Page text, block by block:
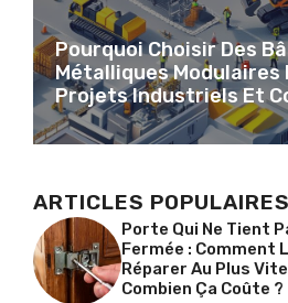
Pourquoi Choisir Des
Métalliques Modulaires
Projets Industriels Et
ARTICLES POPULAIRES
Porte Qui Ne Tient
Fermée : Comment
Réparer Au Plus
Combien Ça Coûte ?